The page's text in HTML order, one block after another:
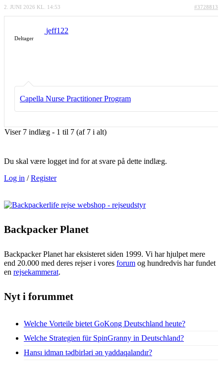
2. JUNI 2026 KL. 14:53 #3728813
jeff122
Deltager
Capella Nurse Practitioner Program
Viser 7 indlæg - 1 til 7 (af 7 i alt)
Du skal være logget ind for at svare på dette indlæg.
Log in /Register
Backpacker Planet
Backpacker Planet har eksisteret siden 1999. Vi har hjulpet mere
end 20.000 med deres rejser i vores forum og hundredvis har fundet
en rejsekammerat.
Nyt i forummet
Welche Vorteile bietet GoKong Deutschland heute?
Welche Strategien für SpinGranny in Deutschland?
Hansı idman tədbirləri ən yaddaqalandır?